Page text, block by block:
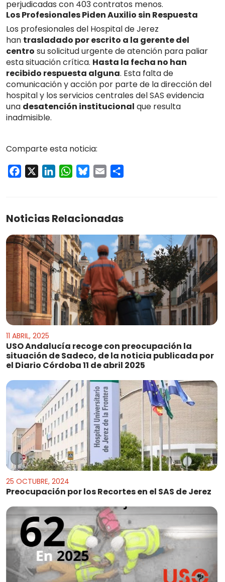
perjudicadas con 403 contratos menos.
Los Profesionales Piden Auxilio sin Respuesta
Los profesionales del Hospital de Jerez
han trasladado por escrito a la gerente del
centro su solicitud urgente de atención para paliar
esta situación crítica. Hasta la fecha no han
recibido respuesta alguna. Esta falta de
comunicación y acción por parte de la dirección del
hospital y los servicios centrales del SAS evidencia
una desatención institucional que resulta
inadmisible.
Comparte esta noticia:
Facebook LinkedInWhatsApp
Bluesky
Email
Noticias Relacionadas
11 ABRIL, 2025
USO Andalucía recoge con preocupación la
situación de Sadeco, de la noticia publicada por
el Diario Córdoba 11 de abril 2025
25 OCTUBRE, 2024
Preocupación por los Recortes en el SAS de Jerez